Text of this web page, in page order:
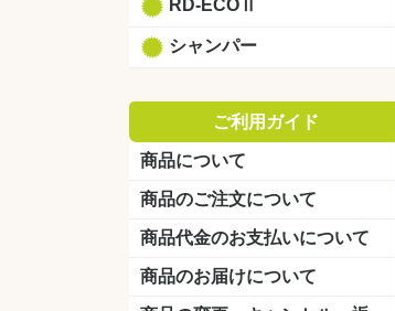
RD-ECOⅡ
シャンパー
ご利用ガイド
商品について
商品のご注文について
商品代金のお支払いについて
商品のお届けについて